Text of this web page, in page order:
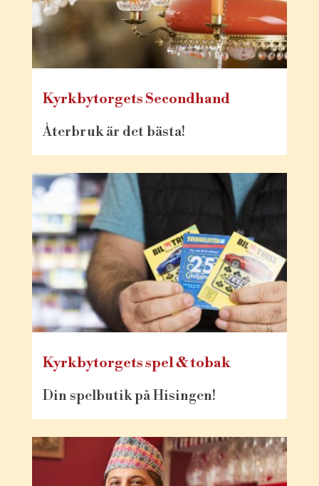
Kyrkbytorgets Secondhand
Återbruk är det bästa!
Kyrkbytorgets spel & tobak
Din spelbutik på Hisingen!